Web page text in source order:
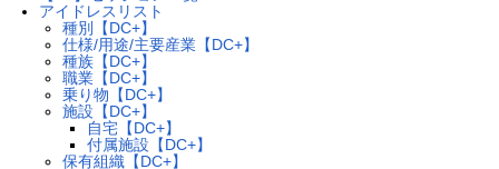
アイドレスリスト
種別【DC+】
仕様/用途/主要産業【DC+】
種族【DC+】
職業【DC+】
乗り物【DC+】
施設【DC+】
自宅【DC+】
付属施設【DC+】
保有組織【DC+】